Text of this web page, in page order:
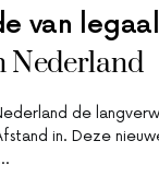
van
Nederland
de
in. Deze